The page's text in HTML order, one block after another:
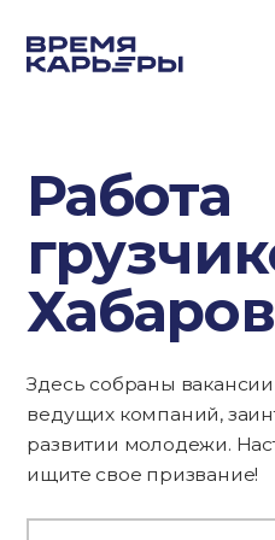
Работа
Здесь собраны
ведущих компаний,
развитии молодежи.
ищите свое призвание!